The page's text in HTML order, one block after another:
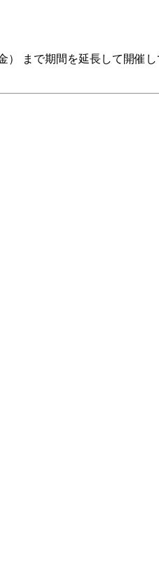
まで期間を延長して開催